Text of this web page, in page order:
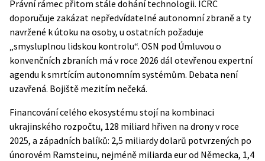
Právní rámec přitom stále dohání technologii. ICRC
doporučuje zakázat nepředvídatelné autonomní zbraně a ty
navržené k útoku na osoby, u ostatních požaduje
„smysluplnou lidskou kontrolu“. OSN pod Úmluvou o
konvenčních zbraních má v roce 2026 dál otevřenou expertní
agendu k smrtícím autonomním systémům. Debata není
uzavřená. Bojiště mezitím nečeká.
Financování celého ekosystému stojí na kombinaci
ukrajinského rozpočtu, 128 miliard hřiven na drony v roce
2025, a západních balíků: 2,5 miliardy dolarů potvrzených po
únorovém Ramsteinu, nejméně miliarda eur od Německa, 1,4